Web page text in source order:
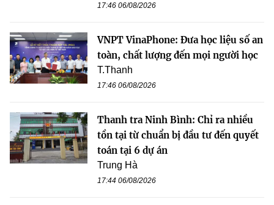
17:46 06/08/2026
VNPT VinaPhone: Đưa học liệu số an
toàn, chất lượng đến mọi người học
T.Thanh
17:46 06/08/2026
Thanh tra Ninh Bình: Chỉ ra nhiều
tồn tại từ chuẩn bị đầu tư đến quyết
toán tại 6 dự án
Trung Hà
17:44 06/08/2026